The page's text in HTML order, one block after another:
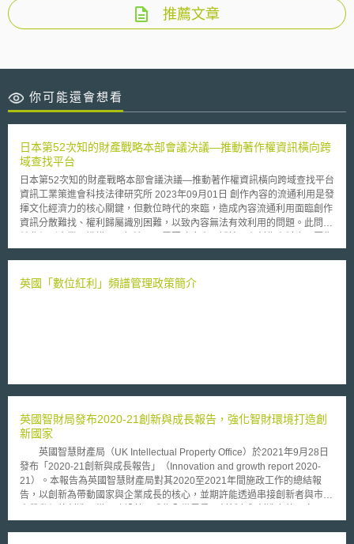
推薦文章
你可能還會想看
日本第52次知的財產戰略本部會議決議—推動著作權資訊橫向跨
域查找平台
日本第52次知的財產戰略本部會議決議—推動著作權資訊橫向跨域查找平台
資訊工業策進會科技法律研究所 2023年09月01日 創作內容的流通利用是發
揮文化經濟力的核心關鍵，但數位時代的來臨，造成內容流通利用面臨創作
資訊分散難找、權利歸屬識別困難，以致內容無法有效利用的問題。此問題
散落於各處的內容創作資料及創作人資訊。 壹、事件摘要 日本岸田首相於
推進計畫2023」進行討論並決定[1]。日本基於為了活化日本的創新並實現
構，並推進跨領域的權利資訊搜索系統的建立。 貳、重點說明 目前網路上
訊不明確，造成獲得許可所需的成本過高，成為便利的數位時代造成的不便
利後遺症。日本「知的財産推進計畫」於2022即已針對著作權制度進行改
革方向，開始推動實現簡單且一體化的權利處理，加速內容的流通和創作者
的報酬回饋，力圖實現簡潔統一的權利處理制度，以促進內容的「創作」和
「利用」循環[2]。 日本注意到隨著內容的主要流通轉向網絡播送，對於業
者而言，實現內容差異化，包括對留在手上的播送內容檔案再利用，對強化
競爭至關重要。但涉及多個權利持有人的內容，其權利處理成為取得授權的
瓶頸，導致內容的利用無法推進。基於簡便化權利處理和報酬支付的政策想
英國「數位紅利」頻譜管理政策簡介
英國智財局發布2020-21創新與成長報告，強化智財環境打造創
新國家
英國智慧財產局（UK Intellectual Property Office）於2021年9月28日
發布「2020-21創新與成長報告」（Innovation and growth report 2020-
21）。本報告為英國智慧財產局對其2020至2021年間施政工作的總結報
告，以創新為帶動國家與企業成長的核心，並期許能透過串接創新者與市場
本報告指出，英國在全球創新指標當中均名列前茅，關鍵在於以系統